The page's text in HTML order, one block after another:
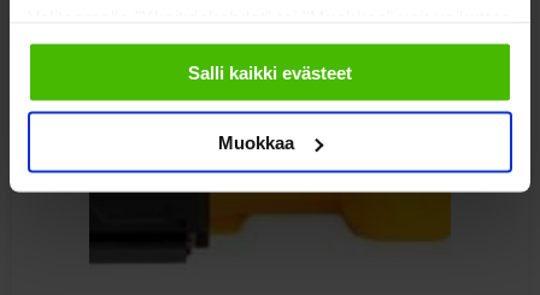
sallimiisi evästeisiin.
Salli kaikki evästeet
Muokkaa